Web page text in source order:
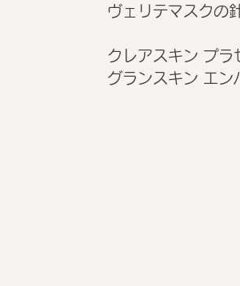
ヴェリテマスクの
クレアスキン プラ
グランスキン エン